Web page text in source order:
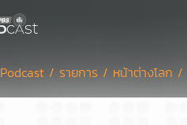
Podcast / รายการ / หน้าต่างโลก /